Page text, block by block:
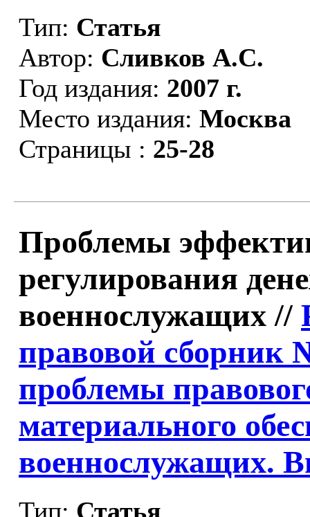
Тип: Статья
Автор: Сливков А.С.
Год издания: 2007 г.
Место издания: Москва
Страницы : 25-28
Проблемы
регулирования
военнослужащих //
правовой сборник
проблемы
материального
военнослужащих.
Тип: Статья